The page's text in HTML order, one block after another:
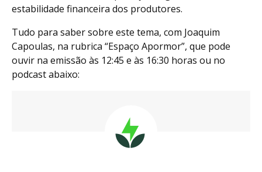
estabilidade financeira dos produtores.
Tudo para saber sobre este tema, com Joaquim
Capoulas, na rubrica “Espaço Apormor”, que pode
ouvir na emissão às 12:45 e às 16:30 horas ou no
podcast abaixo: